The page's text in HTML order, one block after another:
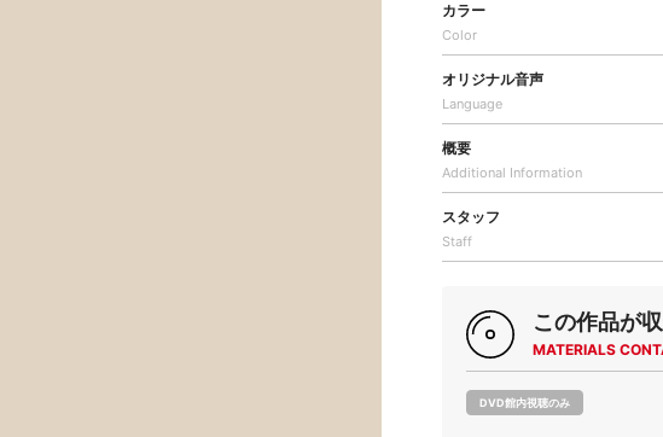
カラー
Color
オリジナル音声
Language
概要
Additional Information
スタッフ
Staff
この作品が
MATERIALS
DVD館内視聴のみ